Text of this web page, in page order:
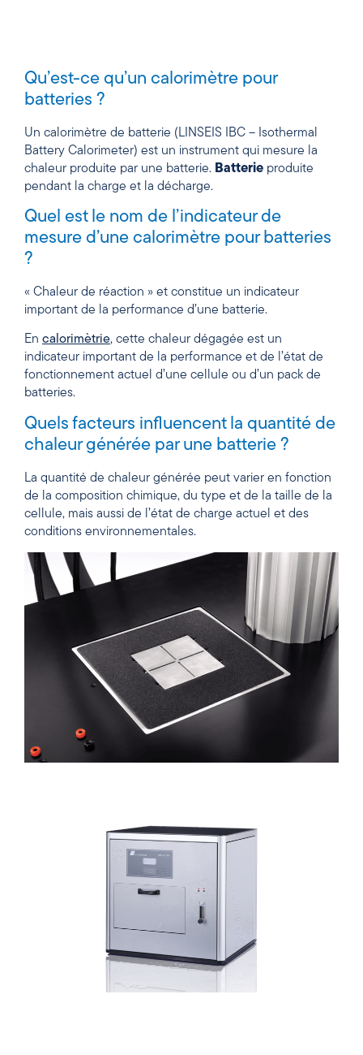
Qu’est-ce qu’un calorimètre pour
batteries ?
Un calorimètre de batterie (LINSEIS IBC – Isothermal
Battery Calorimeter) est un instrument qui mesure la
chaleur produite par une batterie. Batterie produite
pendant la charge et la décharge.
Quel est le nom de l’indicateur de
mesure d’une calorimètre pour batteries
?
« Chaleur de réaction » et constitue un indicateur
important de la performance d’une batterie.
En calorimètrie, cette chaleur dégagée est un
indicateur important de la performance et de l’état de
fonctionnement actuel d’une cellule ou d’un pack de
batteries.
Quels facteurs influencent la quantité de
chaleur générée par une batterie ?
La quantité de chaleur générée peut varier en fonction
de la composition chimique, du type et de la taille de la
cellule, mais aussi de l’état de charge actuel et des
conditions environnementales.